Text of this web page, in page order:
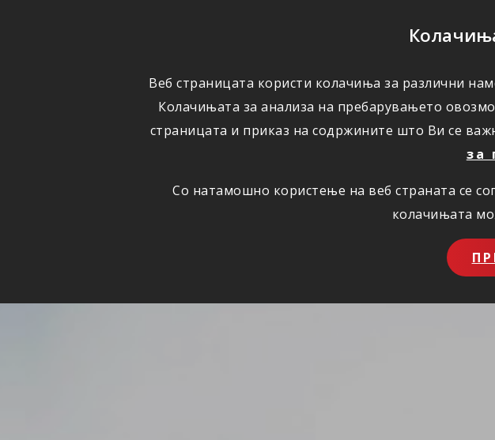
Веб страницата користи колачиња за различни
Колачињата за анализа на пребарувањето
страницата и приказ на содржините што Ви се
за
Со натамошно користење на веб страната се
колачињата
ОСИГУРУВАЊЕ ШТЕТИ ПОВОЛНОСТИ